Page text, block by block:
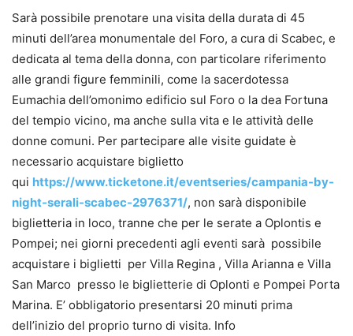
Sarà possibile prenotare una visita della durata di 45
minuti dell’area monumentale del Foro, a cura di Scabec, e
dedicata al tema della donna, con particolare riferimento
alle grandi figure femminili, come la sacerdotessa
Eumachia dell’omonimo edificio sul Foro o la dea Fortuna
del tempio vicino, ma anche sulla vita e le attività delle
donne comuni. Per partecipare alle visite guidate è
necessario acquistare biglietto
qui https://www.ticketone.it/eventseries/campania-by-
night-serali-scabec-2976371/, non sarà disponibile
biglietteria in loco, tranne che per le serate a Oplontis e
Pompei; nei giorni precedenti agli eventi sarà possibile
acquistare i biglietti per Villa Regina , Villa Arianna e Villa
San Marco presso le biglietterie di Oplonti e Pompei Porta
Marina. E’ obbligatorio presentarsi 20 minuti prima
dell’inizio del proprio turno di visita. Info